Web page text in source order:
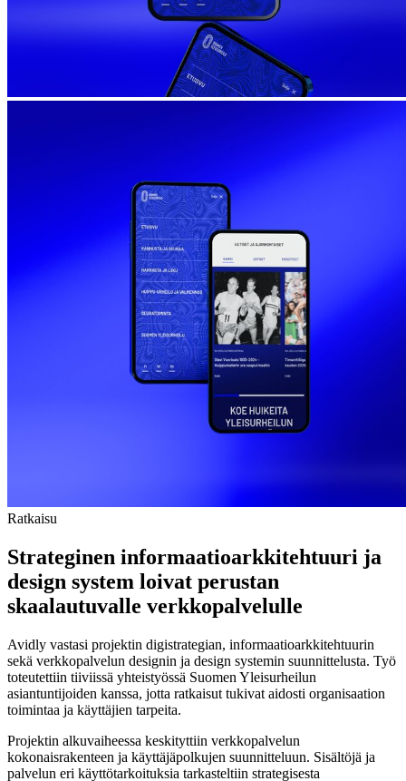
Ratkaisu
Strateginen informaatioarkkitehtuuri ja
design system loivat perustan
skaalautuvalle verkkopalvelulle
Avidly vastasi projektin digistrategian, informaatioarkkitehtuurin
sekä verkkopalvelun designin ja design systemin suunnittelusta. Työ
toteutettiin tiiviissä yhteistyössä Suomen Yleisurheilun
asiantuntijoiden kanssa, jotta ratkaisut tukivat aidosti organisaation
toimintaa ja käyttäjien tarpeita.
Projektin alkuvaiheessa keskityttiin verkkopalvelun
kokonaisrakenteen ja käyttäjäpolkujen suunnitteluun. Sisältöjä ja
palvelun eri käyttötarkoituksia tarkasteltiin strategisesta